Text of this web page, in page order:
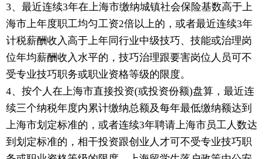
3、最近连续3年在上海市缴纳城镇社会保险基数高于上
海市上年度职工均匀工资2倍以上的，或者最近连续3年
计税薪酬收入高于上年同行业中级技巧、技能或治理岗
位年均薪酬收入水平的，技巧治理跟要害岗位人员可不
受专业技巧职务或职业资格等级的限度。
4、按个人在上海市直接投资(或投资份额)盘算，最近连
续三个纳税年度内累计缴纳总额及每年最低缴纳额达到
上海市划定标准的，或者连续3年聘请上海市员工人数达
到划定标准的，相干投资跟创业人才可不受专业技巧职